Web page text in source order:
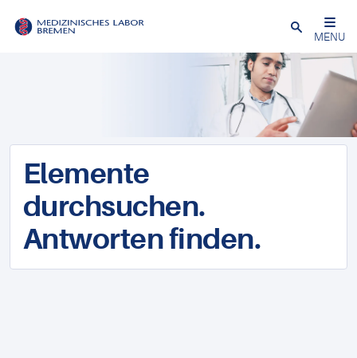
Schließen
MENU
Elemente
durchsuchen.
Antworten finden.